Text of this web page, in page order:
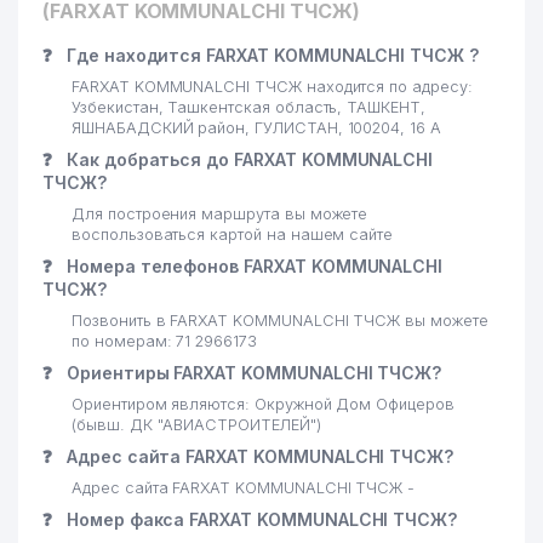
25 UZSTANEX ООО 353 м
26
ДЕТСКИЙ САД №329
(ГУЛИВЕР)
359 м
СРЕДНЯЯ ШКОЛА №226
28 DENTA-MED-PLYUS ООО 376 м
29
ВСПОМОГАТЕЛЬНЫЙ
ДЕТСКИЙ ДОМ №30
381 м
ДЕТСКИЙ САД №240
(ДУРДОНА)
386 м
31
МАХМУР МАХАЛЛИНСКИЙ
КОМИТЕТ
396 м
32 FIXMAN ООО 441 м
(FARXAT KOMMUNALCHI ТЧСЖ)
❓ Где находится FARXAT KOMMUNALCHI ТЧСЖ ?
FARXAT KOMMUNALCHI ТЧСЖ находится по адресу:
Узбекистан, Ташкентская область, ТАШКЕНТ,
ЯШНАБАДСКИЙ район, ГУЛИСТАН, 100204, 16 А
❓
Как добраться до FARXAT KOMMUNALCHI
ТЧСЖ?
Для построения маршрута вы можете
воспользоваться картой на нашем сайте
❓
Номера телефонов FARXAT KOMMUNALCHI
ТЧСЖ?
Позвонить в FARXAT KOMMUNALCHI ТЧСЖ вы можете
по номерам: 71 2966173
❓ Ориентиры FARXAT KOMMUNALCHI ТЧСЖ?
Ориентиром являются: Окружной Дом Офицеров
(бывш. ДК "АВИАСТРОИТЕЛЕЙ")
❓ Адрес сайта FARXAT KOMMUNALCHI ТЧСЖ?
Адрес сайта FARXAT KOMMUNALCHI ТЧСЖ -
❓ Номер факса FARXAT KOMMUNALCHI ТЧСЖ?